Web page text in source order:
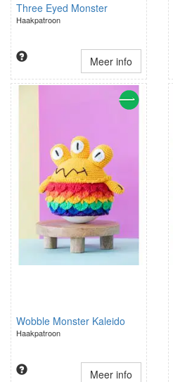
Three Eyed Monster
Haakpatroon
Meer info
Wobble Monster Kaleido
Haakpatroon
Meer info